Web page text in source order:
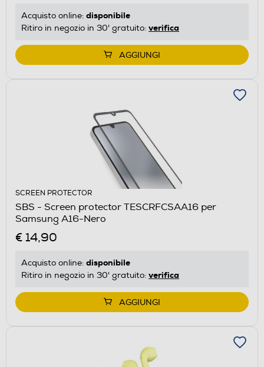
Acquisto online: disponibile
Ritiro in negozio in 30' gratuito: verifica
AGGIUNGI
SCREEN PROTECTOR
SBS - Screen protector TESCRFCSAA16 per
Samsung A16-Nero
€ 14,90
Acquisto online: disponibile
Ritiro in negozio in 30' gratuito: verifica
AGGIUNGI